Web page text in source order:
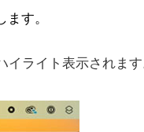
す。
ライト表示されます